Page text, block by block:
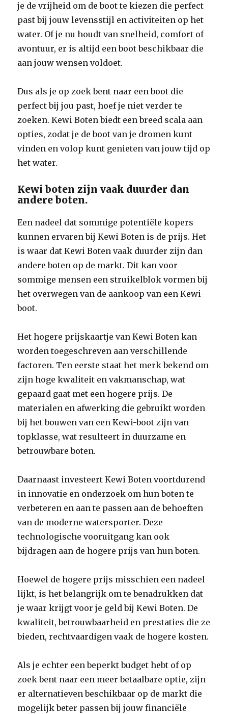
je de vrijheid om de boot te kiezen die perfect
past bij jouw levensstijl en activiteiten op het
water. Of je nu houdt van snelheid, comfort of
avontuur, er is altijd een boot beschikbaar die
aan jouw wensen voldoet.
Dus als je op zoek bent naar een boot die
perfect bij jou past, hoef je niet verder te
zoeken. Kewi Boten biedt een breed scala aan
opties, zodat je de boot van je dromen kunt
vinden en volop kunt genieten van jouw tijd op
het water.
Kewi boten zijn vaak duurder dan
andere boten.
Een nadeel dat sommige potentiële kopers
kunnen ervaren bij Kewi Boten is de prijs. Het
is waar dat Kewi Boten vaak duurder zijn dan
andere boten op de markt. Dit kan voor
sommige mensen een struikelblok vormen bij
het overwegen van de aankoop van een Kewi-
boot.
Het hogere prijskaartje van Kewi Boten kan
worden toegeschreven aan verschillende
factoren. Ten eerste staat het merk bekend om
zijn hoge kwaliteit en vakmanschap, wat
gepaard gaat met een hogere prijs. De
materialen en afwerking die gebruikt worden
bij het bouwen van een Kewi-boot zijn van
topklasse, wat resulteert in duurzame en
betrouwbare boten.
Daarnaast investeert Kewi Boten voortdurend
in innovatie en onderzoek om hun boten te
verbeteren en aan te passen aan de behoeften
van de moderne watersporter. Deze
technologische vooruitgang kan ook
bijdragen aan de hogere prijs van hun boten.
Hoewel de hogere prijs misschien een nadeel
lijkt, is het belangrijk om te benadrukken dat
je waar krijgt voor je geld bij Kewi Boten. De
kwaliteit, betrouwbaarheid en prestaties die ze
bieden, rechtvaardigen vaak de hogere kosten.
Als je echter een beperkt budget hebt of op
zoek bent naar een meer betaalbare optie, zijn
er alternatieven beschikbaar op de markt die
mogelijk beter passen bij jouw financiële